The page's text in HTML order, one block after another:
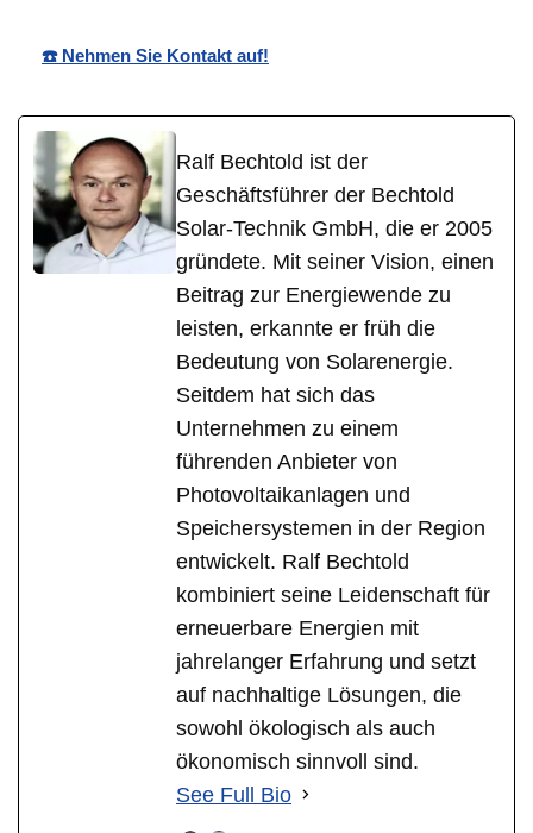
☎️ Nehmen Sie Kontakt auf!
Ralf Bechtold ist der
Geschäftsführer der Bechtold
Solar-Technik GmbH, die er 2005
gründete. Mit seiner Vision, einen
Beitrag zur Energiewende zu
leisten, erkannte er früh die
Bedeutung von Solarenergie.
Seitdem hat sich das
Unternehmen zu einem
führenden Anbieter von
Photovoltaikanlagen und
Speichersystemen in der Region
entwickelt. Ralf Bechtold
kombiniert seine Leidenschaft für
erneuerbare Energien mit
jahrelanger Erfahrung und setzt
auf nachhaltige Lösungen, die
sowohl ökologisch als auch
ökonomisch sinnvoll sind.
See Full Bio